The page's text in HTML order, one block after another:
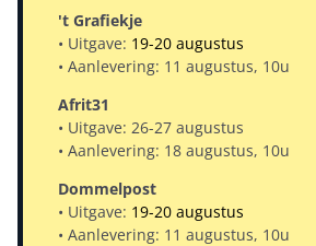
't Grafiekje
• Uitgave: 19-20 augustus
• Aanlevering: 11 augustus, 10u
Afrit31
• Uitgave: 26-27 augustus
• Aanlevering: 18 augustus, 10u
Dommelpost
• Uitgave: 19-20 augustus
• Aanlevering: 11 augustus, 10u